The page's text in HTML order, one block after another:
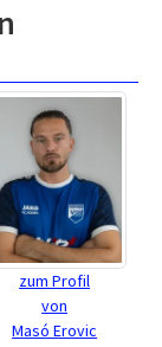
zum Profil
von
Masó Erovic